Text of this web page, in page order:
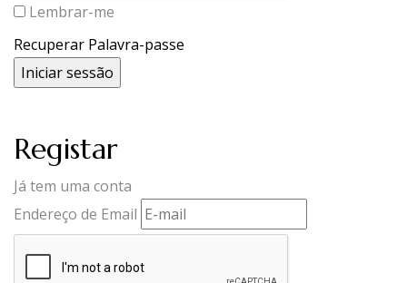
Lembrar-me
Recuperar Palavra-passe
Registar
Já tem uma conta
Endereço de Email